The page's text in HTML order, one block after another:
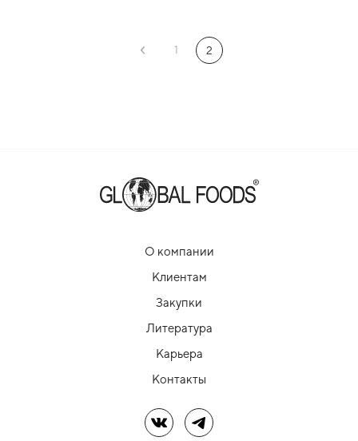
1 2
О компании
Клиентам
Закупки
Литература
Карьера
Контакты
Мы в ВКМы в Telegram